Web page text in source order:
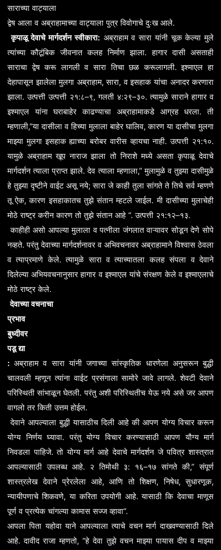
साराच्या वाट्याला
द्वेष आला व अब्राहामाच्या वाट्याला पुत्र विवोगाचे दुःख आले.
कृपाळू देवाचे मार्गदर्शन स्वीकारा: अब्राहाम व सारा यांनी चूक केल्या मुले
त्यांच्या
कौटूंबिक जीवनात कलह निर्माण झाला.हागार दासी
असताही
साराचा द्वेष करू लागली व सारा तिचा छळ करूलागली.इश्माएल हा
देहापासून झालेला मुलगा अब्राहाम,सारा,व इसहाक यांचा अनादर करणारा
झाला.उत्पत्ती उत्पत्ती २१:८–९,गलती ४:२९–३०.त्यामुळे साराने हागार व
इश्माएल
यांना घराबाहेर काढण्याचा अब्राहामाकडे आग्रह धरला.ती
म्हणाली,”या दासीला व हिच्या मुलाला बाहेर घालिव,कारण या दासीचा मुलगा
माझ्या मुलगा इसहाक ह्याच्या बरोबर वारीस व्हायचा नाही.उत्पत्ती २१:१०.
यामुळे अब्राहाम खूप नाराज झाला तो निराशे मध्ये असता कृपाळू देवाचे
मार्गदर्शन त्याला प्राप्त झाले.देव त्याला म्हणाला,”मुलामुळे व तुझ्या दासीमुळे
हे तुझ्या दृष्टीने वाईट असू नये;सारा जे काही तुला सांगते ते तिचे सर्व म्हणणे
तू ऐक,कारण इसहाकातच तुझे संतान म्हटले जाईल.मी दासीच्या मुलाचेही
मोठे राष्ट्र करीन कारण तो तुझे संतान आहे “.उत्पत्ती २१:१२–१३.
काहीही असो आपल्या मुलाला व पत्नीला जंगलात वाऱ्यावर सोडून देणे सोपे
नव्हते.परंतु देवाच्या मार्गदर्शनावर व अभिवचनावर अब्राहामाने विश्वास ठेवला
व त्याप्रमाणे केले.त्यामुळे सारा व त्याच्यातला कलह संपला व देवाने
दिलेल्या अभियवचनानुसार हागार व इश्माएल यांचे संरक्षण केले व इश्माएलाचे
मोठे राष्ट्र केले.
देवाच्या वचनाचा
प्रभाव
बुध्दीवर
पडू द्या
:अब्राहाम व सारा यांनी जगाच्या सांस्कृतिक धारणेला अनुसरून बुद्धी
चालवली म्हणून त्यांना वाईट प्रसंगाला सामोरे जावे लागले.शेवटी देवाने
परिस्थिती सांभाळून घेतली.परंतु अशी परिस्थितीच येऊ नये असे जर आपण
वागलो तर किती उत्तम होईल.
देवाने आपल्याला बुद्धी यासाठीच दिली आहे की आपण योग्य विचार करून
योग्य
निर्णय घ्यावा.परंतु योग्य विचार करण्यासाठी आपण यौग्य
मार्ग
निवडला पाहिजे.तो योग्य मार्ग आहे देवाचे मार्गदर्शन जे पवित्र शास्त्रात
आपल्यासाठी उपलब्ध आहे. २ तिमोथी ३: १६–१७ सांगते की,”संपूर्ण
शास्त्रलेख
देवाने प्रेरलेला आहे, आणि तो शिक्षण,निषेध,सुधारणूक,
न्यायीपणाचे शिकवणे,या करिता उपयोगी आहे.यासाठी कि देवाचा माणूस
पूर्ण व प्रत्येक चांगल्या कामास सज्ज व्हावा“.
आपला पिता यहोवा याने आपल्याला त्याचे वचन मार्ग दाखवण्यासाठी दिले
आहे.दावीद राजा म्हणतो, “हे देवा तुझे वचन माझ्या पायास दीप व माझ्या